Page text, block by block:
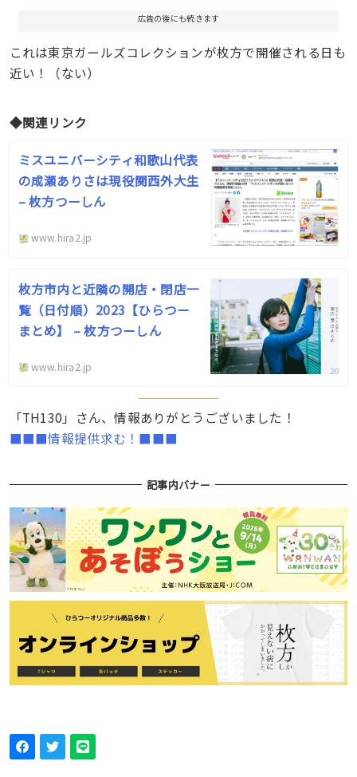
広告の後にも続きます
これは東京ガールズコレクションが枚方で開催される日も
近い！（ない）
◆関連リンク
ミスユニバーシティ和歌山代表
の成瀬ありさは現役関西外大生
– 枚方つーしん
www.hira2.jp
枚方市内と近隣の開店・閉店一
覧（日付順）2023【ひらつー
まとめ】 – 枚方つーしん
www.hira2.jp
「TH130」さん、情報ありがとうございました！
■■■情報提供求む！■■■
記事内バナー